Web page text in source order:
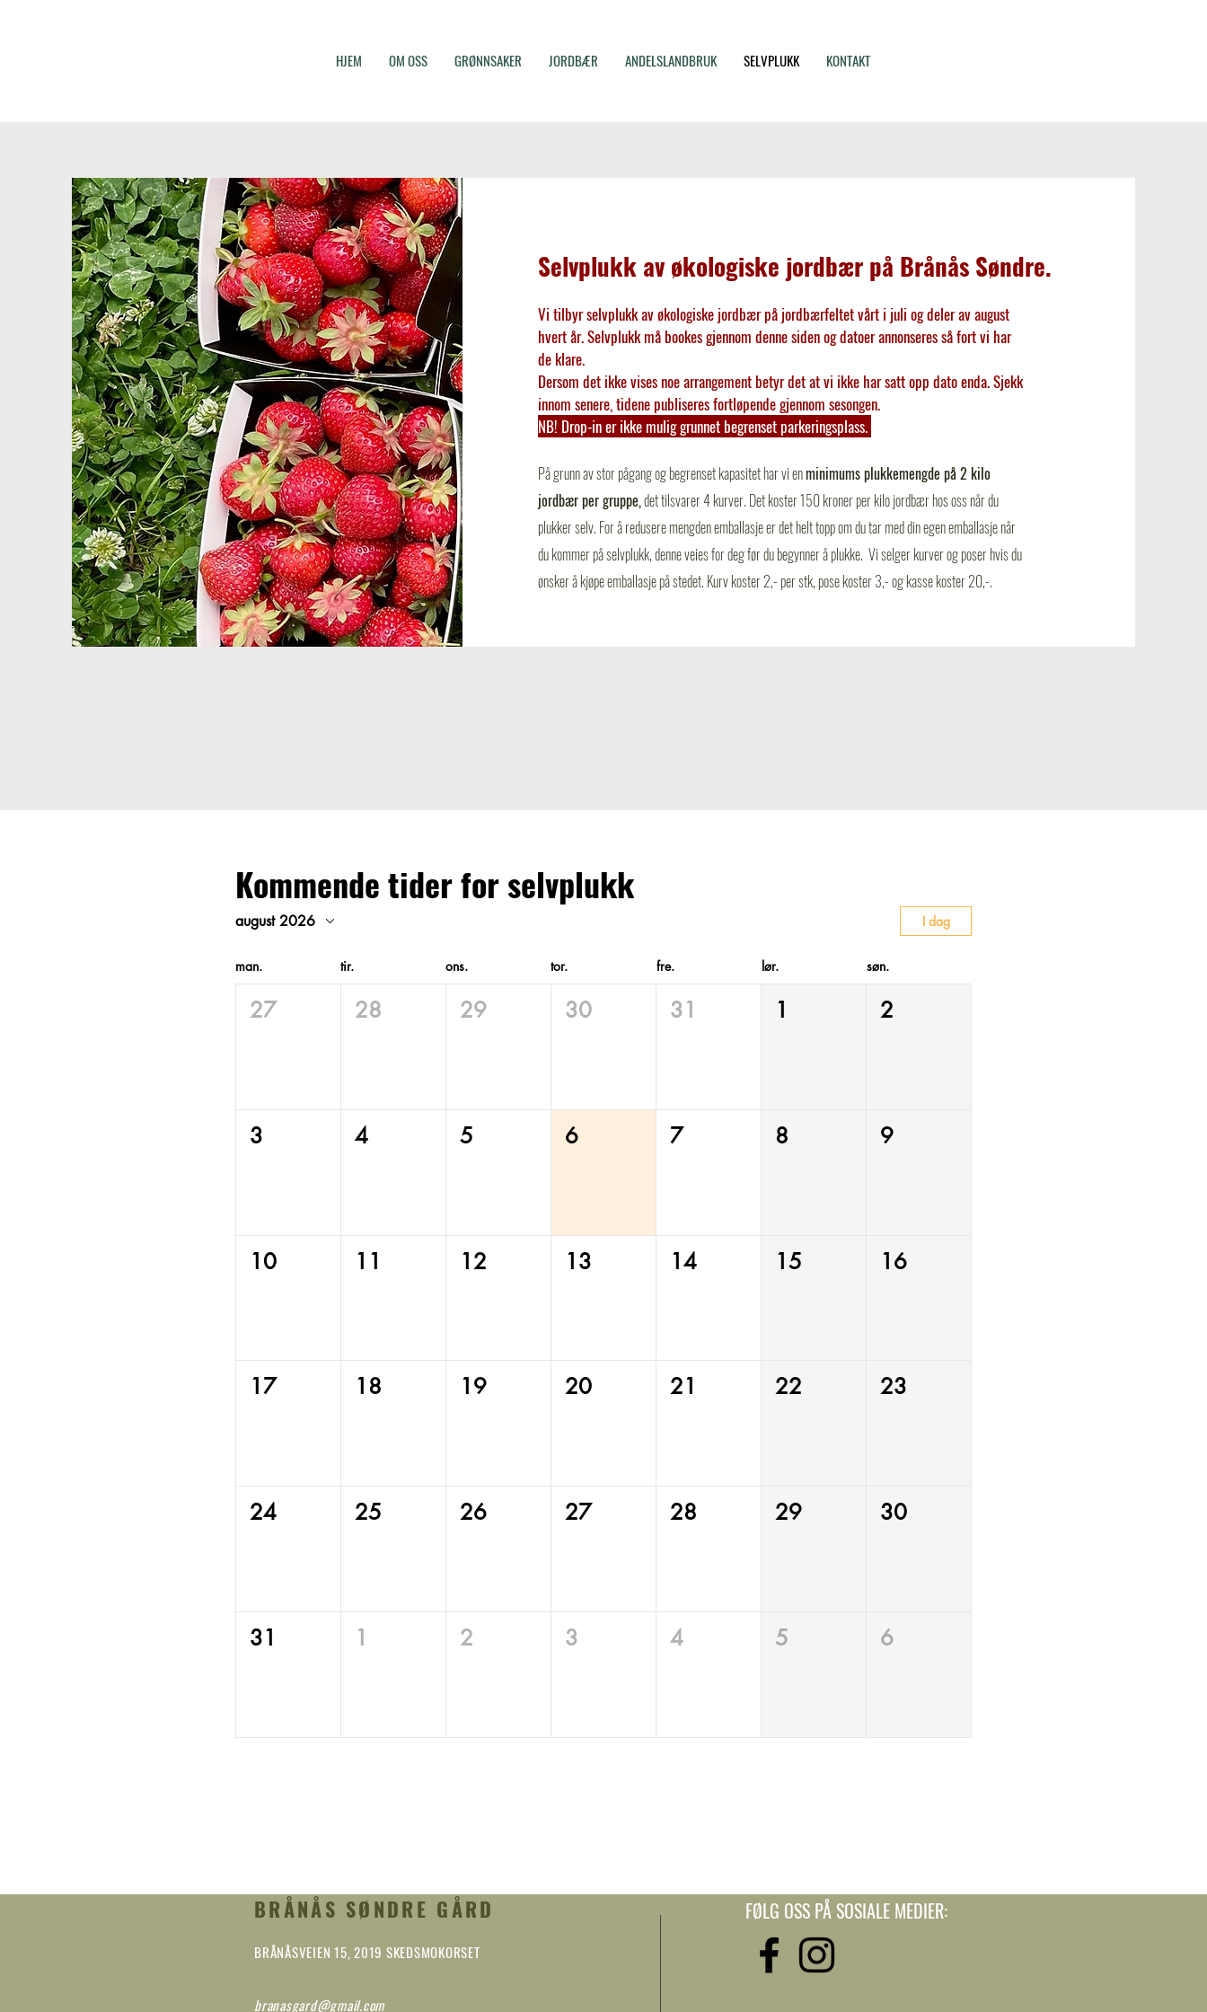
HJEM OM OSS GRØNNSAKER JORDBÆR ANDELSLANDBRUK SELVPLUKK KONTAKT
Selvplukk av økologiske jordbær på Brånås Søndre.
​Vi tilbyr selvplukk av økologiske jordbær på jordbærfeltet vårt i juli og deler av august
hvert år. Selvplukk må bookes gjennom denne siden og datoer annonseres så fort vi har
de klare.
Dersom det ikke vises noe arrangement betyr det at vi ikke har satt opp dato enda. Sjekk
innom senere, tidene publiseres fortløpende gjennom sesongen.
NB! Drop-in er ikke mulig grunnet begrenset parkeringsplass.
På grunn av stor pågang og begrenset kapasitet har vi enminimums plukkemengde på 2 kilo
jordbær per gruppe,det tilsvarer 4 kurver. Det koster 150 kroner per kilo jordbær hos oss når du
plukker selv. For å redusere mengden emballasje er det helt topp om du tar med din egen emballasje når
du kommer på selvplukk, denne veies for deg før du begynner å plukke. Vi selger kurver og poser hvis du
ønsker å kjøpe emballasje på stedet. Kurv koster 2,- per stk, pose koster 3,- og kasse koster 20,-.
Kommende tider for selvplukk
august 2026 I dag
man. tir. ons. tor. fre. lør. søn.
27 28 29 30 31 1 2
3 4 5 6 7 8 9
10 11 12 13 14 15 16
17 18 19 20 21 22 23
24 25 26 27 28 29 30
31 1 2 3 4 5 6
BRÅNÅS SØNDRE GÅRD
BRÅNÅSVEIEN 15, 2019 SKEDSMOKORSET
branasgard@gmail.com
FØLG OSS PÅ SOSIALE MEDIER: